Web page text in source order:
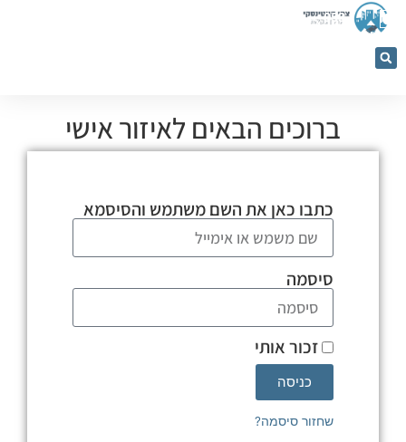
053-
5366884
ברוכים הבאים לאיזור אישי
כתבו כאן את השם משתמש והסיסמא
סיסמה
זכור אותי
כניסה
שחזור סיסמה?